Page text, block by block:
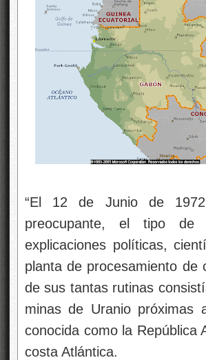
“El 12 de Junio de
preocupante, el tipo de
explicaciones políticas,
planta de procesamiento de
de sus tantas rutinas
minas de Uranio próximas
conocida como la República
costa Atlántica.